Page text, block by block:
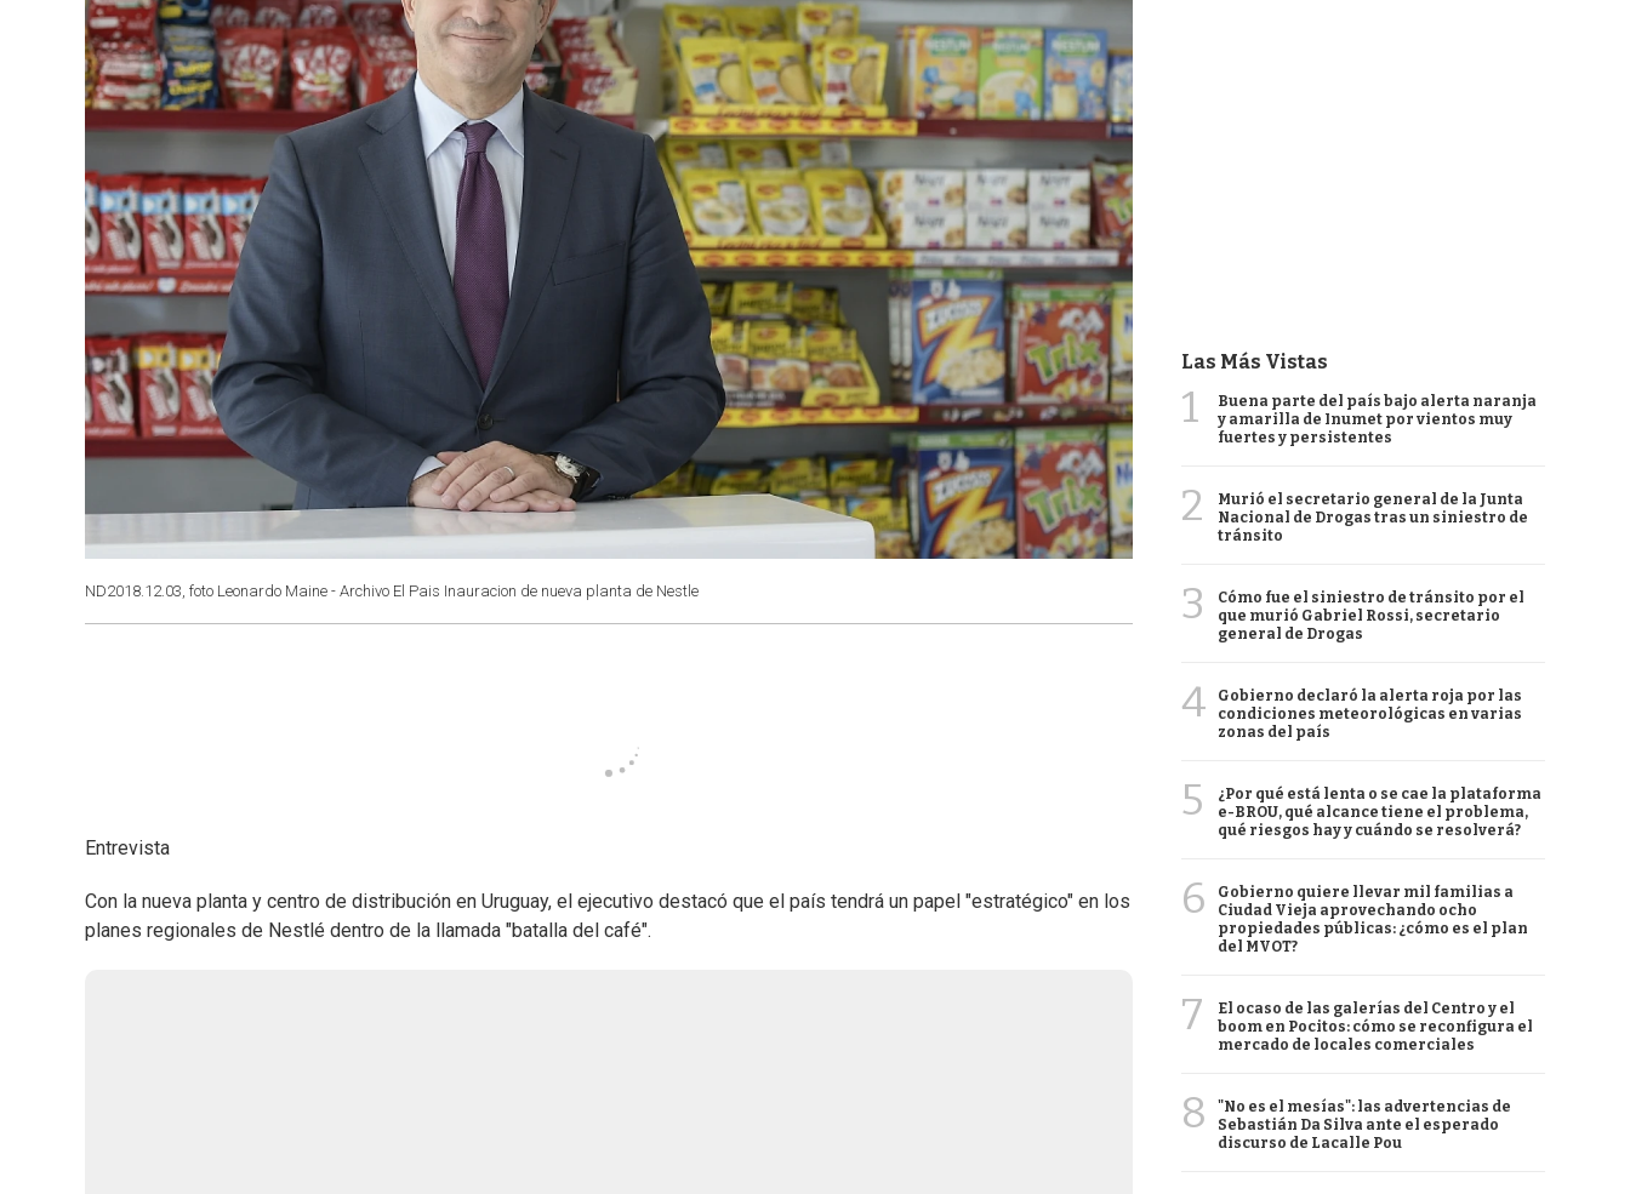
ND2018.12.03, foto Leonardo Maine - Archivo El Pais Inauracion de nueva planta de Nestle
Entrevista
Con la nueva planta y centro de distribución en Uruguay, el ejecutivo destacó que el país tendrá un papel "estratégico" en los
planes regionales de Nestlé dentro de la llamada "batalla del café".
Las Más Vistas
1
Buena parte del país bajo alerta naranja
y amarilla de Inumet por vientos muy
fuertes y persistentes
2
Murió el secretario general de la Junta
Nacional de Drogas tras un siniestro de
tránsito
3
Cómo fue el siniestro de tránsito por el
que murió Gabriel Rossi, secretario
general de Drogas
4
Gobierno declaró la alerta roja por las
condiciones meteorológicas en varias
zonas del país
5
¿Por qué está lenta o se cae la plataforma
e-BROU, qué alcance tiene el problema,
qué riesgos hay y cuándo se resolverá?
6
Gobierno quiere llevar mil familias a
Ciudad Vieja aprovechando ocho
propiedades públicas: ¿cómo es el plan
del MVOT?
7
El ocaso de las galerías del Centro y el
boom en Pocitos: cómo se reconfigura el
mercado de locales comerciales
8
"No es el mesías": las advertencias de
Sebastián Da Silva ante el esperado
discurso de Lacalle Pou